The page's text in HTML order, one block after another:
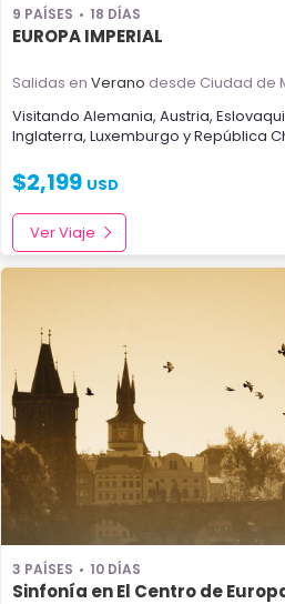
9 PAÍSES 18 DÍAS
EUROPA IMPERIAL
Salidas en Verano desde Ciudad de
Visitando Alemania, Austria,
Inglaterra, Luxemburgo yRepública
$2,199 USD
Ver Viaje
3 PAÍSES 10 DÍAS
Sinfonía en El Centro de